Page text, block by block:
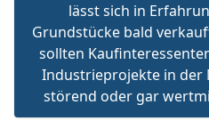
lässt sich in
Grundstücke bald
sollten
Industrieprojekte in der
störend oder gar